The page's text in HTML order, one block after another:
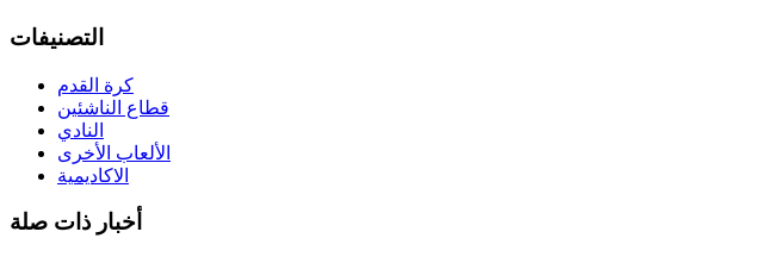
التصنيفات
كرة القدم
قطاع الناشئين
النادي
الألعاب الأخرى
الاكاديمية
أخبار ذات صلة